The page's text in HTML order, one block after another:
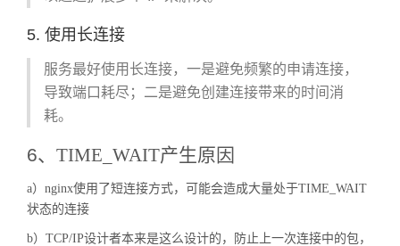
5. 使用长连接
服务最好使用长连接，一是避免频繁的申请连接，
导致端口耗尽；二是避免创建连接带来的时间消
耗。
6、 TIME_WAIT产生原因
a）nginx使用了短连接方式，可能会造成大量处于TIME_WAIT
状态的连接
b）TCP/IP设计者本来是这么设计的，
防止上一次连接中的包，